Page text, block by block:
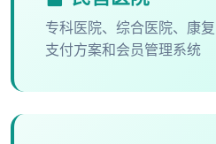
专科医院、综合医院、康
支付方案和会员管理系统